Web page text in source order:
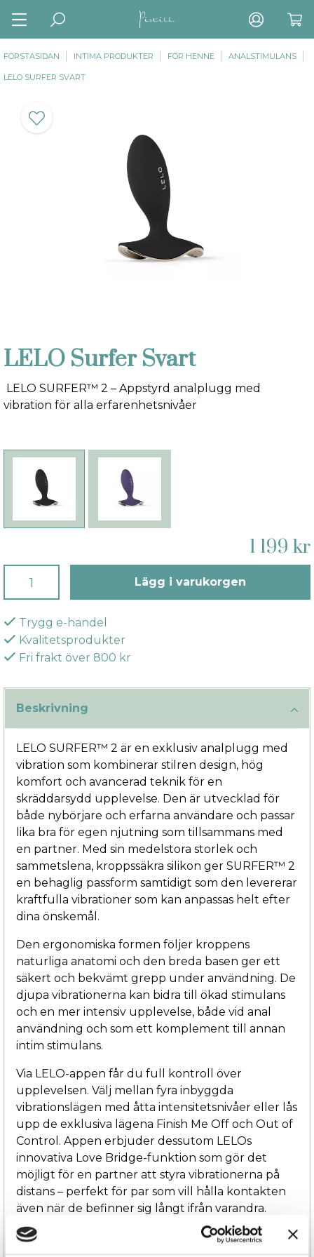
FÖRSTASIDAN INTIMA PRODUKTER FÖR HENNE ANALSTIMULANS
LELO SURFER SVART
LELO Surfer Svart
LELO SURFER™ 2 – Appstyrd analplugg med
vibration för alla erfarenhetsnivåer
1 199 kr
Lägg i varukorgen
Trygg e-handel
Kvalitetsprodukter
Fri frakt över 800 kr
Beskrivning
LELO SURFER™ 2 är en exklusiv analplugg med
vibration som kombinerar stilren design, hög
komfort och avancerad teknik för en
skräddarsydd upplevelse. Den är utvecklad för
både nybörjare och erfarna användare och passar
lika bra för egen njutning som tillsammans med
en partner. Med sin medelstora storlek och
sammetslena, kroppssäkra silikon ger SURFER™ 2
en behaglig passform samtidigt som den levererar
kraftfulla vibrationer som kan anpassas helt efter
dina önskemål.
Den ergonomiska formen följer kroppens
naturliga anatomi och den breda basen ger ett
säkert och bekvämt grepp under användning. De
djupa vibrationerna kan bidra till ökad stimulans
och en mer intensiv upplevelse, både vid anal
användning och som ett komplement till annan
intim stimulans.
Via LELO-appen får du full kontroll över
upplevelsen. Välj mellan fyra inbyggda
vibrationslägen med åtta intensitetsnivåer eller lås
upp de exklusiva lägena Finish Me Off och Out of
Control. Appen erbjuder dessutom LELOs
innovativa Love Bridge-funktion som gör det
möjligt för en partner att styra vibrationerna på
distans – perfekt för par som vill hålla kontakten
även när de befinner sig långt ifrån varandra.
LELO SURFER™ 2 är tillverkad i ett enda stycke
premiumsilikon, vilket gör den helt vattentät